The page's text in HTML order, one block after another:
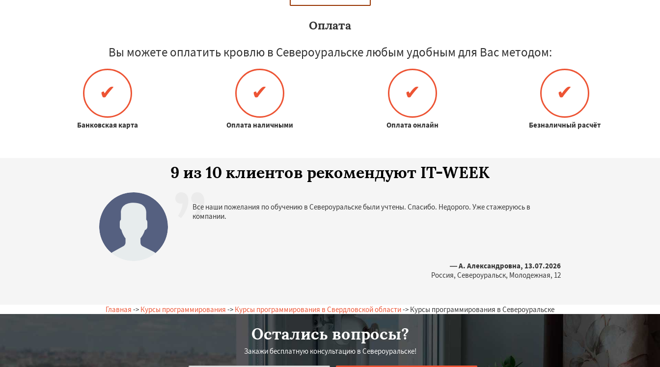
Оплата
Вы можете оплатить кровлю в Североуральске любым удобным для Вас методом:
✔
Банковская карта
✔
Оплата наличными
✔
Оплата онлайн
✔
Безналичный расчёт
9 из 10 клиентов рекомендуют IT-WEEK
Все наши пожелания по обучению в Североуральске были учтены. Спасибо. Недорого. Уже стажеруюсь в
компании.
— А. Александровна, 13.07.2026
Россия, Североуральск, Молодежная, 12
Главная -> Курсы программирования -> Курсы программирования в Свердловской области-> Курсы программирования в Североуральске
Остались вопросы?
Закажи бесплатную консультацию в Североуральске!